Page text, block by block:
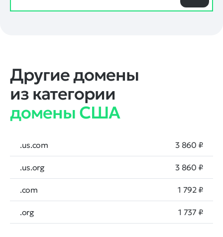
Другие домены
из категории
домены США
.us.com 3 860 ₽
.us.org 3 860 ₽
.com 1 792 ₽
.org 1 737 ₽